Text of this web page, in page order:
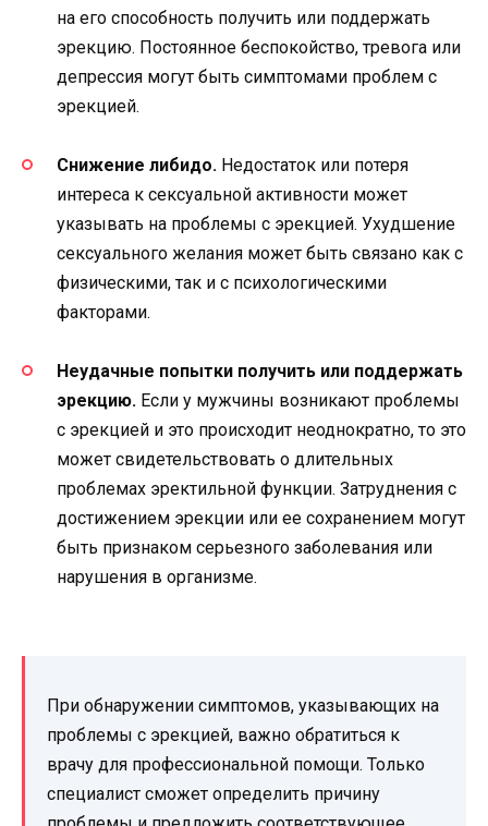
на его способность получить или поддержать
эрекцию. Постоянное беспокойство, тревога или
депрессия могут быть симптомами проблем с
эрекцией.
Снижение либидо. Недостаток или потеря
интереса к сексуальной активности может
указывать на проблемы с эрекцией. Ухудшение
сексуального желания может быть связано как с
физическими, так и с психологическими
факторами.
Неудачные попытки получить или поддержать
эрекцию. Если у мужчины возникают проблемы
с эрекцией и это происходит неоднократно, то это
может свидетельствовать о длительных
проблемах эректильной функции. Затруднения с
достижением эрекции или ее сохранением могут
быть признаком серьезного заболевания или
нарушения в организме.
При обнаружении симптомов, указывающих на
проблемы с эрекцией, важно обратиться к
врачу для профессиональной помощи. Только
специалист сможет определить причину